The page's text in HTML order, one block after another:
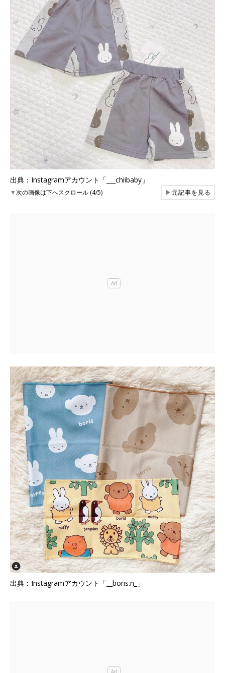
出典：Instagramアカウント「___chiibaby」
▼次の画像は下へスクロール (4/5) ▶元記事を見る
出典：Instagramアカウント「__boris.n_」